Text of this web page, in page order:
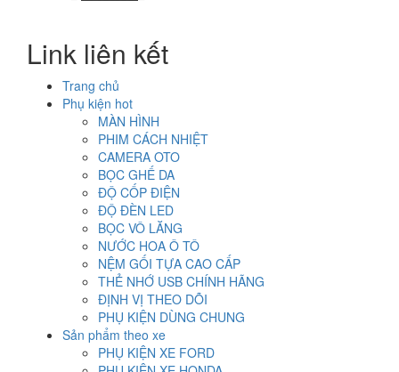
2.000.000₫.là:
1.200.000₫.
Link liên kết
Trang chủ
Phụ kiện hot
MÀN HÌNH
PHIM CÁCH NHIỆT
CAMERA OTO
BỌC GHẾ DA
ĐỘ CỐP ĐIỆN
ĐỘ ĐÈN LED
BỌC VÔ LĂNG
NƯỚC HOA Ô TÔ
NỆM GỐI TỰA CAO CẤP
THẺ NHỚ USB CHÍNH HÃNG
ĐỊNH VỊ THEO DÕI
PHỤ KIỆN DÙNG CHUNG
Sản phẩm theo xe
PHỤ KIỆN XE FORD